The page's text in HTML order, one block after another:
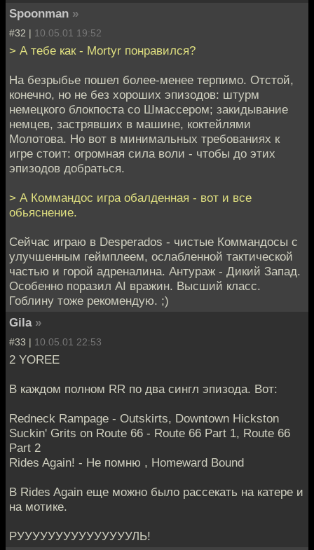
Spoonman »
#32 | 10.05.01 19:52
> А тебе как - Mortyr понравился?
На безрыбье пошел более-менее терпимо. Отстой,
конечно, но не без хороших эпизодов: штурм
немецкого блокпоста со Шмассером; закидывание
немцев, застрявших в машине, коктейлями
Молотова. Но вот в минимальных требованиях к
игре стоит: огромная сила воли - чтобы до этих
эпизодов добраться.
> А Коммандос игра обалденная - вот и все
обьяснение.
Сейчас играю в Desperados - чистые Коммандосы с
улучшенным геймплеем, ослабленной тактической
частью и горой адреналина. Антураж - Дикий Запад.
Особенно поразил AI вражин. Высший класс.
Гоблину тоже рекомендую. ;)
Gila »
#33 | 10.05.01 22:53
2 YOREE
В каждом полном RR по два сингл эпизода. Вот:
Redneck Rampage - Outskirts, Downtown Hickston
Suckin' Grits on Route 66 - Route 66 Part 1, Route 66
Part 2
Rides Again! - Не помню , Homeward Bound
В Rides Again еще можно было рассекать на катере и
на мотике.
РУУУУУУУУУУУУУУУЛЬ!